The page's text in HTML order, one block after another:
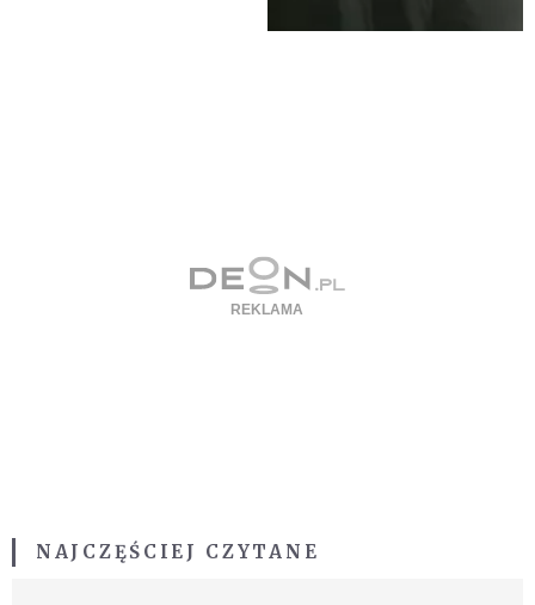
NAJCZĘŚCIEJ CZYTANE